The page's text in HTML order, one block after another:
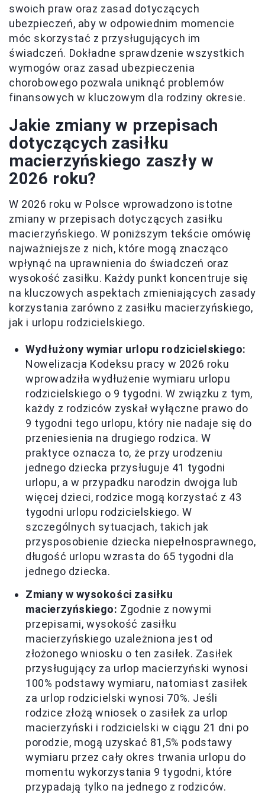
swoich praw oraz zasad dotyczących
ubezpieczeń, aby w odpowiednim momencie
móc skorzystać z przysługujących im
świadczeń. Dokładne sprawdzenie wszystkich
wymogów oraz zasad ubezpieczenia
chorobowego pozwala uniknąć problemów
finansowych w kluczowym dla rodziny okresie.
Jakie zmiany w przepisach
dotyczących zasiłku
macierzyńskiego zaszły w
2026 roku?
W 2026 roku w Polsce wprowadzono istotne
zmiany w przepisach dotyczących zasiłku
macierzyńskiego. W poniższym tekście omówię
najważniejsze z nich, które mogą znacząco
wpłynąć na uprawnienia do świadczeń oraz
wysokość zasiłku. Każdy punkt koncentruje się
na kluczowych aspektach zmieniających zasady
korzystania zarówno z zasiłku macierzyńskiego,
jak i urlopu rodzicielskiego.
Wydłużony wymiar urlopu rodzicielskiego:
Nowelizacja Kodeksu pracy w 2026 roku
wprowadziła wydłużenie wymiaru urlopu
rodzicielskiego o 9 tygodni. W związku z tym,
każdy z rodziców zyskał wyłączne prawo do
9 tygodni tego urlopu, który nie nadaje się do
przeniesienia na drugiego rodzica. W
praktyce oznacza to, że przy urodzeniu
jednego dziecka przysługuje 41 tygodni
urlopu, a w przypadku narodzin dwojga lub
więcej dzieci, rodzice mogą korzystać z 43
tygodni urlopu rodzicielskiego. W
szczególnych sytuacjach, takich jak
przysposobienie dziecka niepełnosprawnego,
długość urlopu wzrasta do 65 tygodni dla
jednego dziecka.
Zmiany w wysokości zasiłku
macierzyńskiego: Zgodnie z nowymi
przepisami, wysokość zasiłku
macierzyńskiego uzależniona jest od
złożonego wniosku o ten zasiłek. Zasiłek
przysługujący za urlop macierzyński wynosi
100% podstawy wymiaru, natomiast zasiłek
za urlop rodzicielski wynosi 70%. Jeśli
rodzice złożą wniosek o zasiłek za urlop
macierzyński i rodzicielski w ciągu 21 dni po
porodzie, mogą uzyskać 81,5% podstawy
wymiaru przez cały okres trwania urlopu do
momentu wykorzystania 9 tygodni, które
przypadają tylko na jednego z rodziców.